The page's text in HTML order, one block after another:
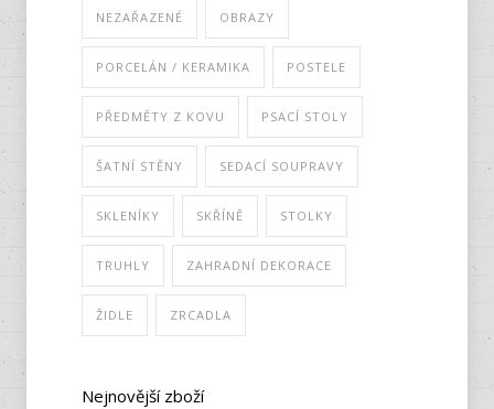
NEZAŘAZENÉ OBRAZY
PORCELÁN / KERAMIKA POSTELE
PŘEDMĚTY Z KOVU PSACÍ STOLY
ŠATNÍ STĚNY SEDACÍ SOUPRAVY
SKLENÍKY SKŘÍNĚ STOLKY
TRUHLY ZAHRADNÍ DEKORACE
ŽIDLE ZRCADLA
Nejnovější zboží